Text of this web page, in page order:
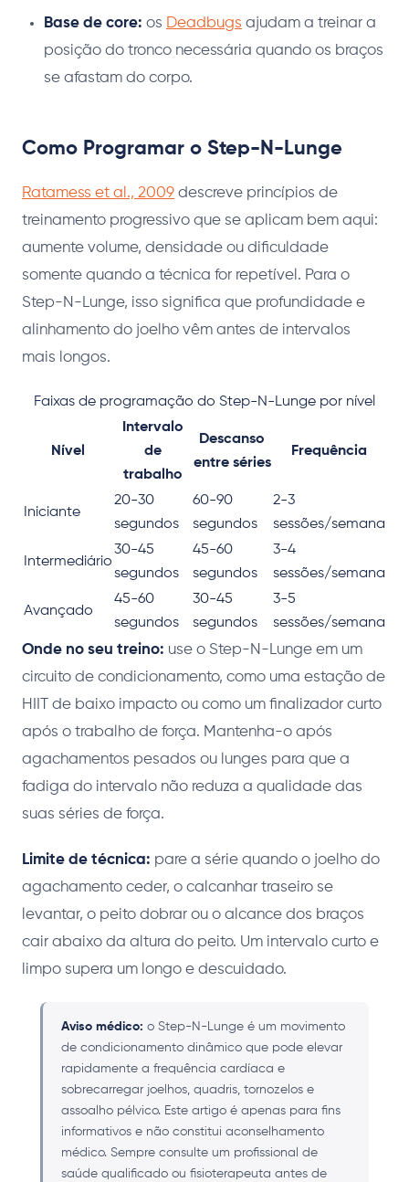
Base de core: os Deadbugs ajudam a treinar a
posição do tronco necessária quando os braços
se afastam do corpo.
Como Programar o Step-N-Lunge
Ratamess et al., 2009 descreve princípios de
treinamento progressivo que se aplicam bem aqui:
aumente volume, densidade ou dificuldade
somente quando a técnica for repetível. Para o
Step-N-Lunge, isso significa que profundidade e
alinhamento do joelho vêm antes de intervalos
mais longos.
Faixas de programação do Step-N-Lunge por nível
Nível
Intervalo
de
trabalho
Descanso
entre séries
Frequência
Iniciante
20-30
segundos
60-90
segundos
2-3
sessões/semana
Intermediário
30-45
segundos
45-60
segundos
3-4
sessões/semana
Avançado
45-60
segundos
30-45
segundos
3-5
sessões/semana
Onde no seu treino: use o Step-N-Lunge em um
circuito de condicionamento, como uma estação de
HIIT de baixo impacto ou como um finalizador curto
após o trabalho de força. Mantenha-o após
agachamentos pesados ou lunges para que a
fadiga do intervalo não reduza a qualidade das
suas séries de força.
Limite de técnica: pare a série quando o joelho do
agachamento ceder, o calcanhar traseiro se
levantar, o peito dobrar ou o alcance dos braços
cair abaixo da altura do peito. Um intervalo curto e
limpo supera um longo e descuidado.
Aviso médico: o Step-N-Lunge é um movimento
de condicionamento dinâmico que pode elevar
rapidamente a frequência cardíaca e
sobrecarregar joelhos, quadris, tornozelos e
assoalho pélvico. Este artigo é apenas para fins
informativos e não constitui aconselhamento
médico. Sempre consulte um profissional de
saúde qualificado ou fisioterapeuta antes de